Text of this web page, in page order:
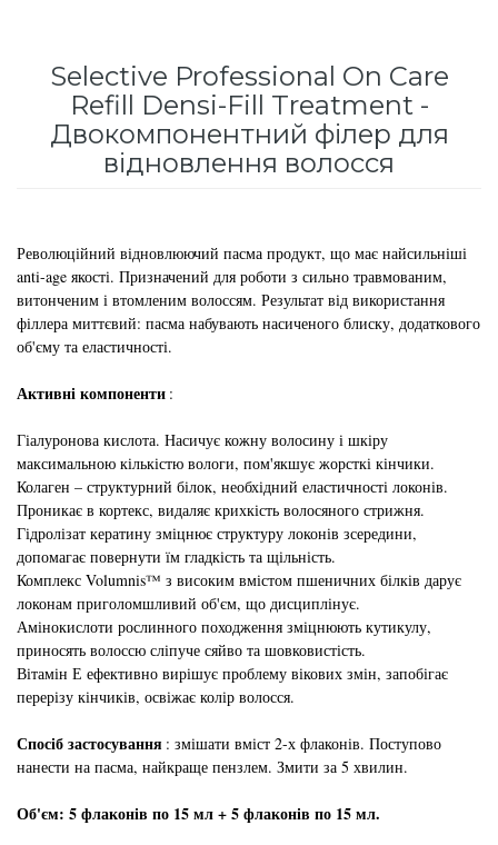
Selective Professional On Care
Refill Densi-Fill Treatment -
Двокомпонентний філер для
відновлення волосся
Революційний відновлюючий пасма продукт, що має найсильніші
anti-age якості. Призначений для роботи з сильно травмованим,
витонченим і втомленим волоссям. Результат від використання
філлера миттєвий: пасма набувають насиченого блиску, додаткового
об'єму та еластичності.
Активні компоненти :
Гіалуронова кислота. Насичує кожну волосину і шкіру
максимальною кількістю вологи, пом'якшує жорсткі кінчики.
Колаген – структурний білок, необхідний еластичності локонів.
Проникає в кортекс, видаляє крихкість волосяного стрижня.
Гідролізат кератину зміцнює структуру локонів зсередини,
допомагає повернути їм гладкість та щільність.
Комплекс Volumnis™ з високим вмістом пшеничних білків дарує
локонам приголомшливий об'єм, що дисциплінує.
Амінокислоти рослинного походження зміцнюють кутикулу,
приносять волоссю сліпуче сяйво та шовковистість.
Вітамін Е ефективно вирішує проблему вікових змін, запобігає
перерізу кінчиків, освіжає колір волосся.
Спосіб застосування : змішати вміст 2-х флаконів. Поступово
нанести на пасма, найкраще пензлем. Змити за 5 хвилин.
Об'єм: 5 флаконів по 15 мл + 5 флаконів по 15 мл.
Сироватка, флюїд для волосся
Шампунь для волосся
Subtil Color Lab Instant Detox - Серія детокс
для шкіри голови
Subtil Color Lab Maitrise Parfaite – Серія для
кучерявого волосся
для відновлення волосся
Subtil Color Lab Volume Intense – Серія для
об'єму тонкого волосся
Subtil Design - Серія стайлінг та ніжний
Subtil Design Lab - Серія для максимального
збереження кольору волосся
Subtil Global Lift - Глибоке відновлення
Subtil Man XY - Серія для чоловіків: для
догляду та укладання
Subtil Retouch Lab - захист кольору волосся
Освітлювальні засоби та окислювачі
Schwarzkopf Professional
Selective Professional
Subrina Professional
Subtil
Tico Professional
You Look Glamour
You Look Professional